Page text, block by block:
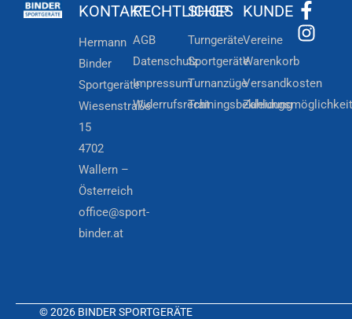
KONTAKT
Hermann
Binder
Sportgeräte
Wiesenstraße
15
4702
Wallern –
Österreich
office@sport-
binder.at
RECHTLICHES
AGB
Datenschutz
Impressum
Widerrufsrecht
SHOP
Turngeräte
Sportgeräte
Turnanzüge
Trainingsbekleidung
KUNDE
Vereine
Warenkorb
Versandkosten
© 2026 BINDER SPORTGERÄTE